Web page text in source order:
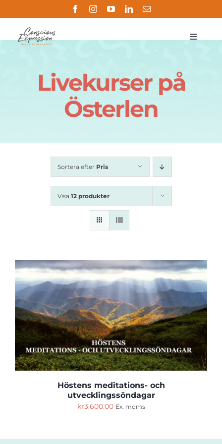
till
innehållet
Toggle
Metoden
Handledning
Referenser
Kontakt
Livekurser på
Österlen
Sortera efter Pris
Visa 12 produkter
Höstens meditations- och
utvecklingssöndagar
kr3,600.00 Ex. moms